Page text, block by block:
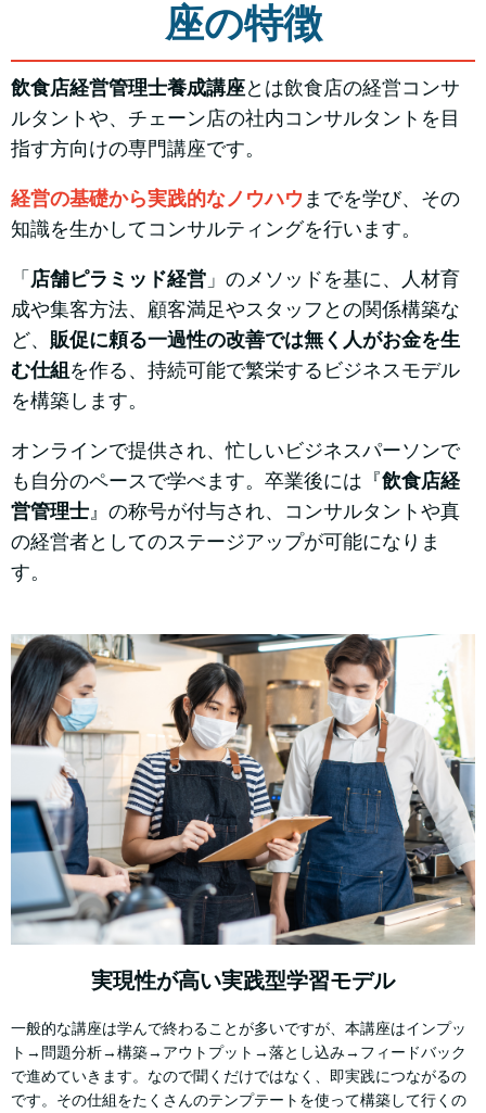
座の特徴
飲食店経営管理士養成講座とは飲食店の経営コンサ
ルタントや、チェーン店の社内コンサルタントを目
指す方向けの専門講座です。
経営の基礎から実践的なノウハウ までを学び、その
知識を生かしてコンサルティングを行います。
「 店舗ピラミッド経営 」のメソッドを基に、人材育
成や集客方法、顧客満足やスタッフとの関係構築な
ど、 販促に頼る一過性の改善では無く人がお金を生
む仕組 を作る、持続可能で繁栄するビジネスモデル
を構築します。
オンラインで提供され、忙しいビジネスパーソンで
も自分のペースで学べます。卒業後には『飲食店経
営管理士』の称号が付与され、コンサルタントや真
の経営者としてのステージアップが可能になりま
す。
実現性が高い実践型学習モデル
一般的な講座は学んで終わることが多いですが、本講座はインプッ
ト→問題分析→構築→アウトプット→落とし込み→フィードバック
で進めていきます。なので聞くだけではなく、即実践につながるの
です。その仕組をたくさんのテンプテートを使って構築して行くの